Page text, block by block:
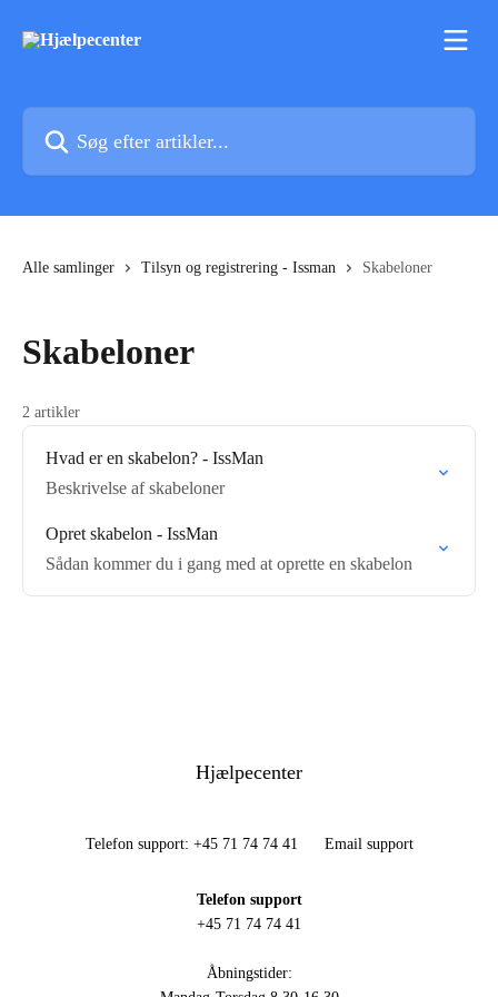
Alle samlinger Tilsyn og registrering - Issman Skabeloner
Skabeloner
2 artikler
Hvad er en skabelon? - IssMan
Beskrivelse af skabeloner
Opret skabelon - IssMan
Sådan kommer du i gang med at oprette en skabelon
Hjælpecenter
Telefon support: +45 71 74 74 41 Email support
Telefon support
+45 71 74 74 41
Åbningstider: